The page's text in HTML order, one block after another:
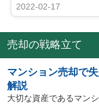
2022-02-17
売却の戦略立て
マンション売却で
解説
大切な資産であるマン